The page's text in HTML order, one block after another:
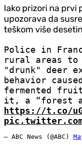
Iako prizori na prvi
upozorava da
teškom više
Police in
rural areas to
"drunk" deer
behavior
fermented
it, a “forest
https://t.co/
pic.twitter.com/
— ABC News (@ABC)